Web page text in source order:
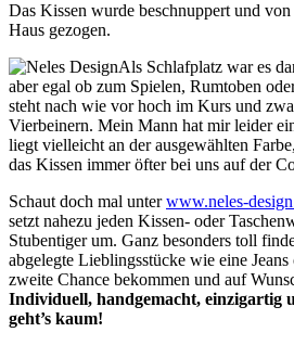
Das Kissen wurde beschnuppert und
Haus gezogen.
Als Schlafplatz war es
aber egal ob zum Spielen, Rumtoben
steht nach wie vor hoch im Kurs und
Vierbeinern. Mein Mann hat mir leider
liegt vielleicht an der ausgewählten
das Kissen immer öfter bei uns auf der
Schaut doch mal unterwww.neles-
setzt nahezu jeden Kissen- oder
Stubentiger um. Ganz besonders toll
abgelegte Lieblingsstücke wie eine
zweite Chance bekommen und auf
Individuell, handgemacht, einzigartig
geht’s kaum!